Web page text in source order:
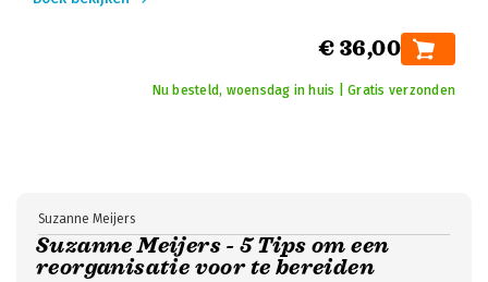
€ 36,00
Nu besteld, woensdag in huis | Gratis verzonden
Suzanne Meijers - 5 Tips om een
reorganisatie voor te bereiden
Suzanne Meijers